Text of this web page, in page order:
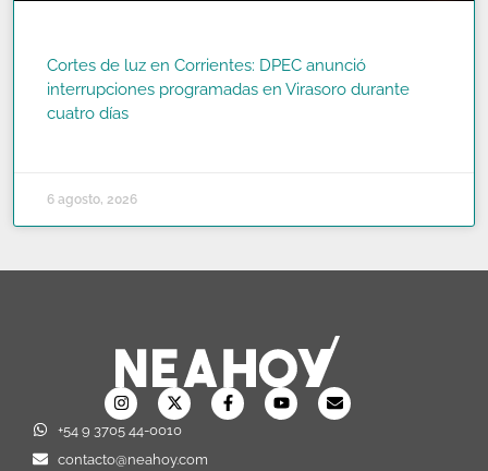
Cortes de luz en Corrientes: DPEC anunció
interrupciones programadas en Virasoro durante
cuatro días
6 agosto, 2026
+54 9 3705 44-0010
contacto@neahoy.com